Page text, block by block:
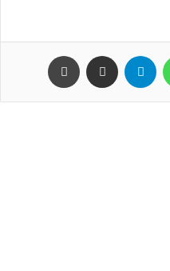
واتساب تيلقرام مشاركة عبر البريد